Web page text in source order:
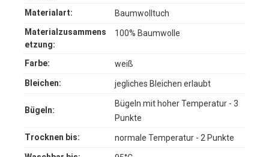
Materialart:
Baumwolltuch
Materialzusammens
etzung:
100% Baumwolle
Farbe:
weiß
Bleichen:
jegliches Bleichen erlaubt
Bügeln:
Bügeln mit hoher Temperatur - 3
Punkte
Trocknen bis:
normale Temperatur - 2 Punkte